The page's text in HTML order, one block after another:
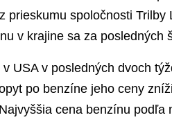
prieskumu spoločnosti
v krajine sa za posledných
v USA v posledných dvoch
po benzíne jeho ceny
cena benzínu podľa